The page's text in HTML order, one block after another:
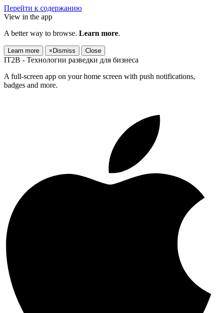
Перейти к содержанию
View in the app
A better way to browse. Learn more.
Learn more × Dismiss Close
IT2B - Технологии разведки для бизнеса
A full-screen app on your home screen with push notifications,
badges and more.